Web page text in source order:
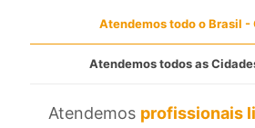
Atendemos todo o Brasil -
Atendemos todos as
Atendemos profissionais